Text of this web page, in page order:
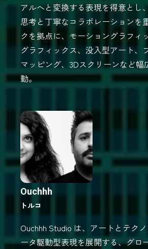
アルへと変換する表現を得意とし
思考と丁寧なコラボレーションを
クを拠点に、モーショングラフィ
グラフィックス、没入型アート、
マッピング、3Dスクリーンなど幅
動。
Ouchhh
トルコ
Ouchhh Studio は、アートとテク
ータ駆動型表現を展開する、グロ